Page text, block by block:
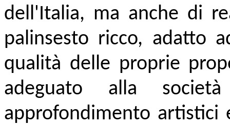
dell'Italia, ma anche di
palinsesto ricco, adatto
qualità delle proprie
adeguato alla
approfondimento artistici